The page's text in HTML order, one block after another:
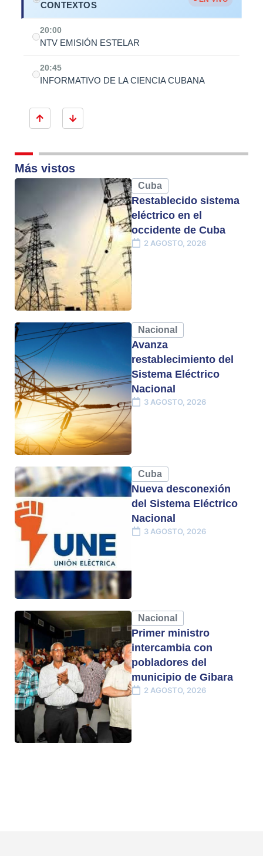
CONTEXTOS
20:00
NTV EMISIÓN ESTELAR
20:45
INFORMATIVO DE LA CIENCIA CUBANA
Más vistos
Cuba
Restablecido sistema
eléctrico en el
occidente de Cuba
2 AGOSTO, 2026
Nacional
Avanza
restablecimiento del
Sistema Eléctrico
Nacional
3 AGOSTO, 2026
Cuba
Nueva desconexión
del Sistema Eléctrico
Nacional
3 AGOSTO, 2026
Nacional
Primer ministro
intercambia con
pobladores del
municipio de Gibara
2 AGOSTO, 2026